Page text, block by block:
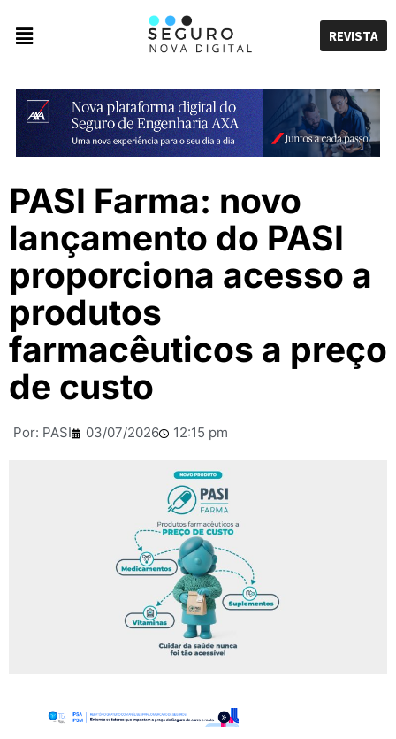
REVISTA
PASI Farma: novo
lançamento do PASI
proporciona acesso a
produtos
farmacêuticos a preço
de custo
Por: PASI 03/07/2026 12:15 pm